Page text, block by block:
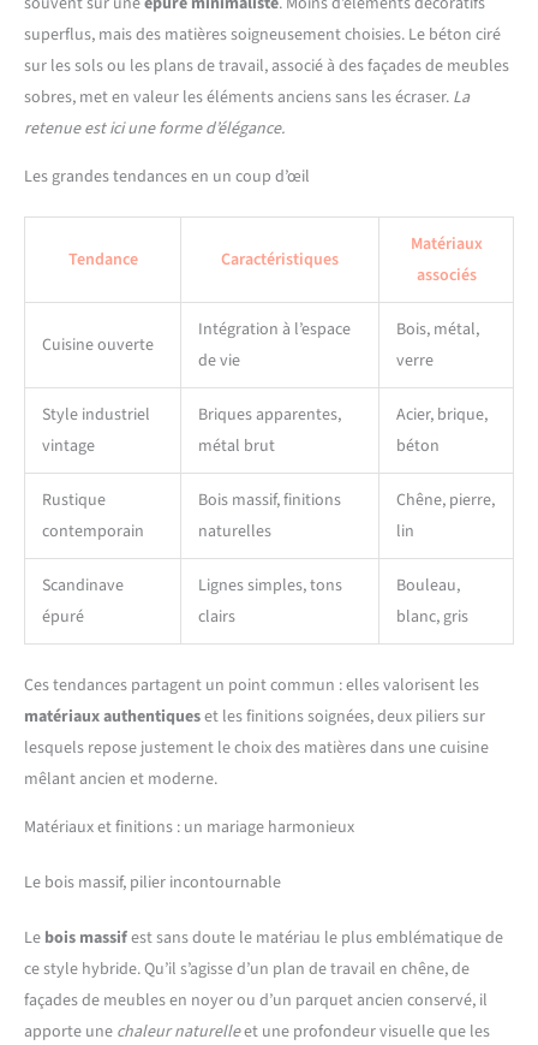
superflus, mais des matières soigneusement choisies. Le béton ciré
sur les sols ou les plans de travail, associé à des façades de meubles
sobres, met en valeur les éléments anciens sans les écraser. La
retenue est ici une forme d’élégance.
Les grandes tendances en un coup d’œil
Tendance Caractéristiques
Matériaux
associés
Cuisine ouverte
Intégration à l’espace
de vie
Bois, métal,
verre
Style industriel
vintage
Briques apparentes,
métal brut
Acier, brique,
béton
Rustique
contemporain
Bois massif, finitions
naturelles
Chêne, pierre,
lin
Scandinave
épuré
Lignes simples, tons
clairs
Bouleau,
blanc, gris
Ces tendances partagent un point commun : elles valorisent les
matériaux authentiqueset les finitions soignées, deux piliers sur
lesquels repose justement le choix des matières dans une cuisine
mêlant ancien et moderne.
Matériaux et finitions : un mariage harmonieux
Le bois massif, pilier incontournable
Le bois massifest sans doute le matériau le plus emblématique de
ce style hybride. Qu’il s’agisse d’un plan de travail en chêne, de
façades de meubles en noyer ou d’un parquet ancien conservé, il
apporte une chaleur naturelleet une profondeur visuelle que les